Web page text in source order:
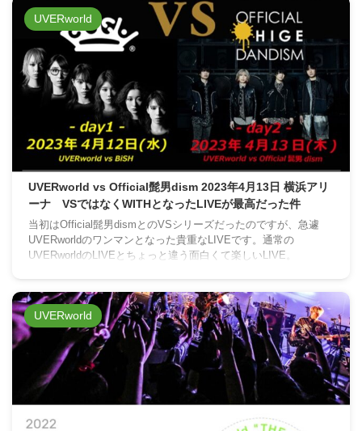
UVERworld
UVERworld vs Official髭男dism 2023年4月13日 横浜アリ
ーナ VSではなくWITHとなったLIVEが最高だった件
当初はOfficial髭男dismとのVSシリーズだったのですが、急遽
UVERworldのワンマンとなった貴重なLIVEです。通常の
UVERworldのLIVEとちょっと違う面白くて楽しいLIVE。
UVERworld